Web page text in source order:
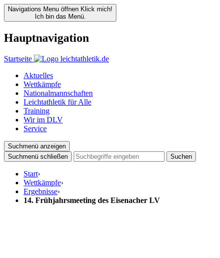
Navigations Menu öffnen Klick mich!
Ich bin das Menü.
Hauptnavigation
Startseite
Aktuelles
Wettkämpfe
Nationalmannschaften
Leichtathletik für Alle
Training
Wir im DLV
Service
Suchmenü anzeigen
Suchmenü schließen
Suchen
Start›
Wettkämpfe›
Ergebnisse›
14. Frühjahrsmeeting des Eisenacher LV